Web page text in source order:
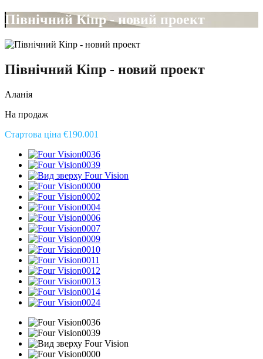
Північний Кіпр - новий проект
Північний Кіпр - новий проект
Аланія
На продаж
Стартова ціна €190.001